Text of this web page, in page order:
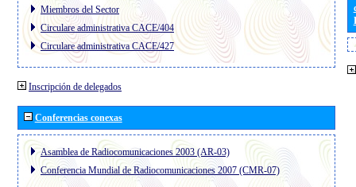
Miembros del Sector
Circulare administrativa CACE/404
Circulare administrativa CACE/427
Inscripción de delegados
Conferencias conexas
Asamblea de Radiocomunicaciones 2003 (AR-03)
Conferencia Mundial de Radiocomunicaciones 2007 (CMR-07)